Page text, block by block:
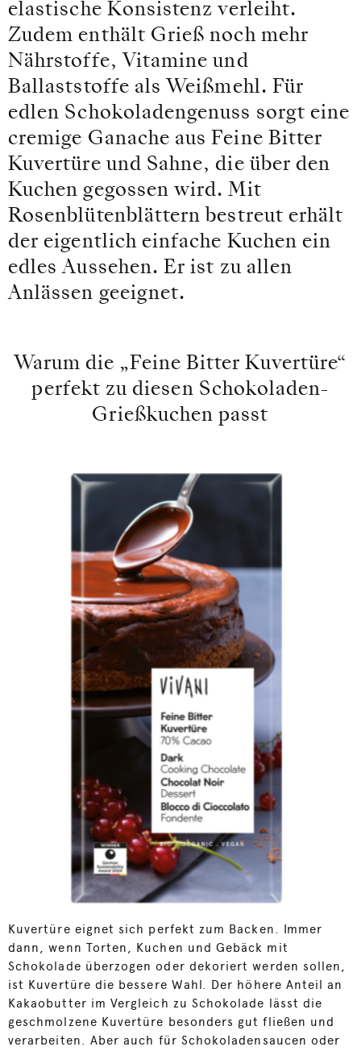
elastische Konsistenz verleiht.
Zudem enthält Grieß noch mehr
Nährstoffe, Vitamine und
Ballaststoffe als Weißmehl. Für
edlen Schokoladengenuss sorgt eine
cremige Ganache aus Feine Bitter
Kuvertüre und Sahne, die über den
Kuchen gegossen wird. Mit
Rosenblütenblättern bestreut erhält
der eigentlich einfache Kuchen ein
edles Aussehen. Er ist zu allen
Anlässen geeignet.
Warum die „Feine Bitter Kuvertüre“
perfekt zu diesen Schokoladen-
Grießkuchen passt
Kuvertüre eignet sich perfekt zum Backen. Immer
dann, wenn Torten, Kuchen und Gebäck mit
Schokolade überzogen oder dekoriert werden sollen,
ist Kuvertüre die bessere Wahl. Der höhere Anteil an
Kakaobutter im Vergleich zu Schokolade lässt die
geschmolzene Kuvertüre besonders gut fließen und
verarbeiten. Aber auch für Schokoladensaucen oder